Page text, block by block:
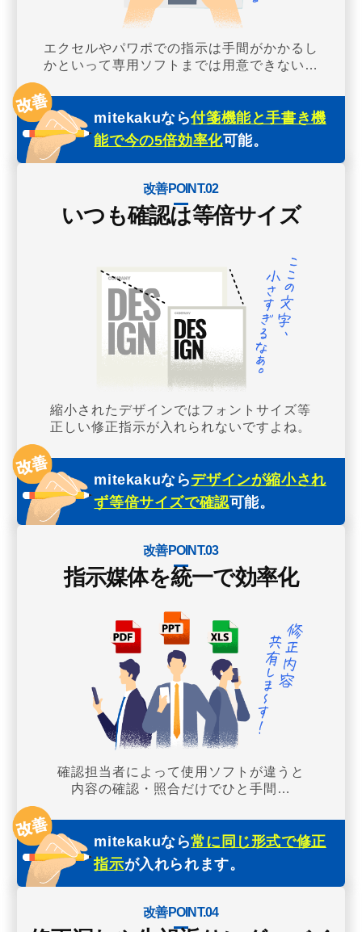
エクセルやパワポでの指示は手間がかかるし
かといって専用ソフトまでは用意できない…
mitekakuなら付箋機能と手書き機
能で今の5倍効率化可能。
改善POINT.02
いつも確認は等倍サイズ
縮小されたデザインではフォントサイズ等
正しい修正指示が入れられないですよね。
mitekakuならデザインが縮小され
ず等倍サイズで確認可能。
改善POINT.03
指示媒体を統一で効率化
確認担当者によって使用ソフトが違うと
内容の確認・照合だけでひと手間…
mitekakuなら常に同じ形式で修正
指示が入れられます。
改善POINT.04